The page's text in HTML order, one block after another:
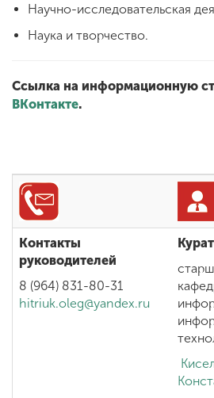
Научно-исследовательская
Наука и творчество.
Ссылка на информационную
ВКонтакте.
Контакты
руководителей
8 (964) 831-80-31
hitriuk.oleg@yandex.ru